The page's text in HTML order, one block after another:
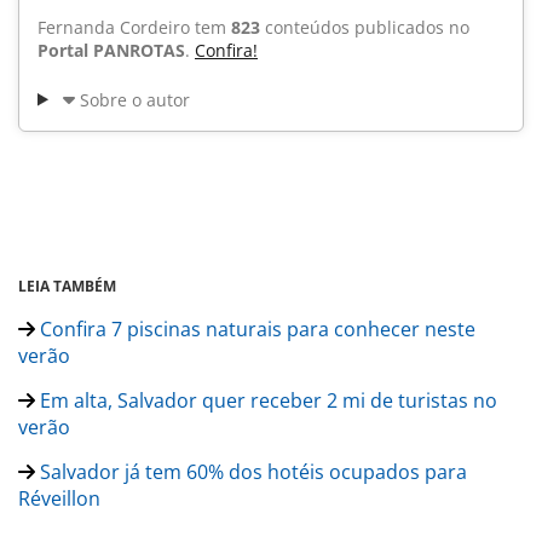
Fernanda Cordeiro tem 823 conteúdos publicados no
Portal PANROTAS. Confira!
Sobre o autor
LEIA TAMBÉM
Confira 7 piscinas naturais para conhecer neste
verão
Em alta, Salvador quer receber 2 mi de turistas no
verão
Salvador já tem 60% dos hotéis ocupados para
Réveillon